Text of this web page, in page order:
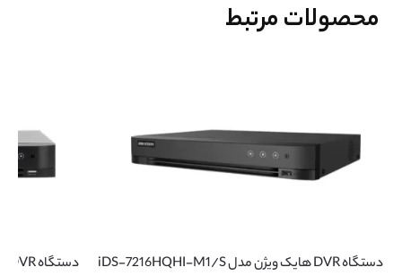
محصولات مرتبط
دستگاه DVR هایک ویژن مدل iDS-7216HQHI-M1/S دستگاه DVR هایک ویژن مدل iDS-7216HQHI-M2/S